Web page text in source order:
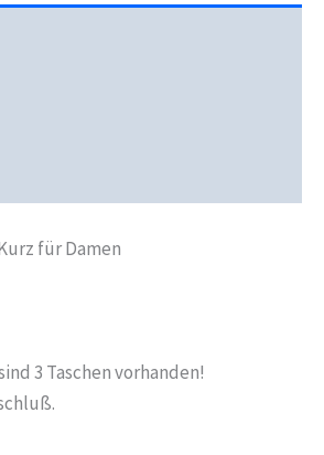
für Damen
3 Taschen vorhanden!